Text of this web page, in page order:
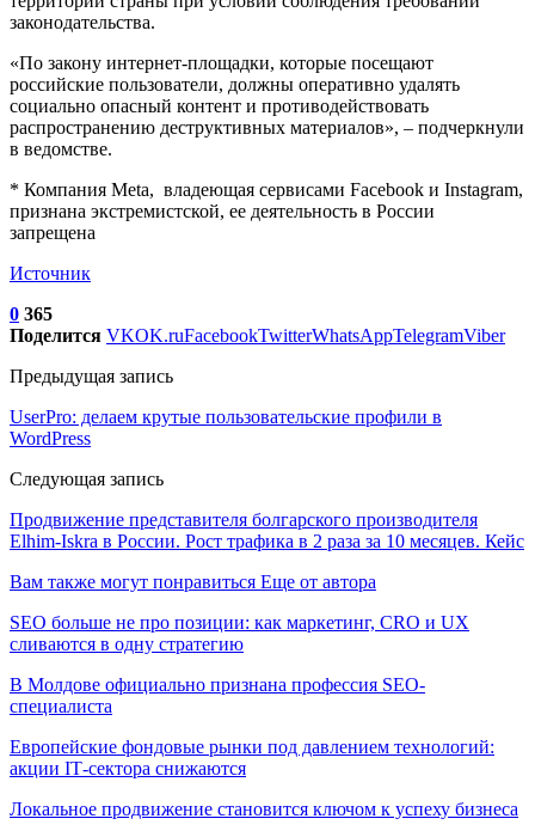
законодательства.
«По закону интернет-площадки, которые посещают
российские пользователи, должны оперативно удалять
социально опасный контент и противодействовать
распространению деструктивных материалов», – подчеркнули
в ведомстве.
* Компания Meta, владеющая сервисами Facebook и Instagram,
признана экстремистской, ее деятельность в России
запрещена
Источник
0 365
Поделится VKOK.ruFacebookTwitterWhatsAppTelegramViber
Предыдущая запись
UserPro: делаем крутые пользовательские профили в
WordPress
Следующая запись
Продвижение представителя болгарского производителя
Elhim-Iskra в России. Рост трафика в 2 раза за 10 месяцев. Кейс
Вам также могут понравиться Еще от автора
SEO больше не про позиции: как маркетинг, CRO и UX
сливаются в одну стратегию
В Молдове официально признана профессия SEO-
специалиста
Европейские фондовые рынки под давлением технологий:
акции IT‑сектора снижаются
Локальное продвижение становится ключом к успеху бизнеса